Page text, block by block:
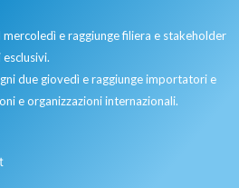
e raggiunge filiera e stakeholder
due giovedì e raggiunge importatori e
e organizzazioni internazionali.